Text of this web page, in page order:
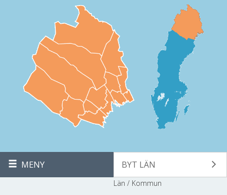
MENY BYT LÄN
Län / Kommun